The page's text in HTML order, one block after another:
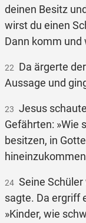
deinen Besitz
wirst du einen
Dann komm und
22 Da ärgerte
Aussage und
23 Jesus
Gefährten: »Wie
besitzen, in
24 Seine
sagte. Da ergriff
»Kinder, wie